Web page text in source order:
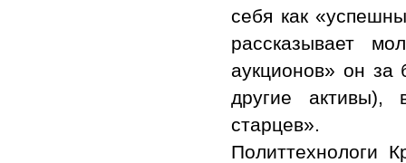
себя как
рассказывает
аукционов» он за
другие активы),
старцев».
Политтехнологи